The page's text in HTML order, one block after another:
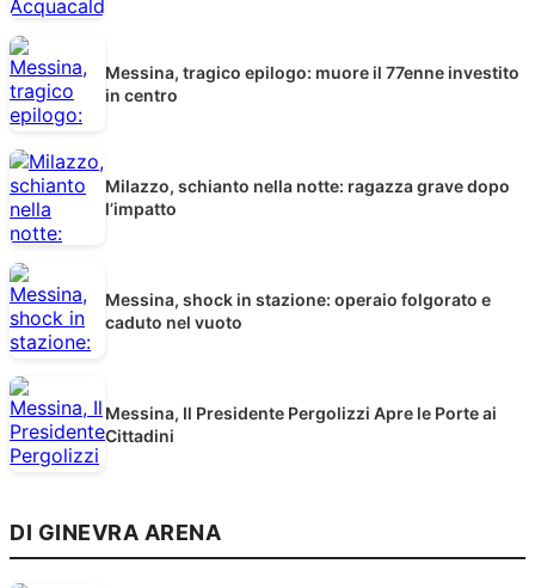
Messina, tragico epilogo: muore il 77enne investito
in centro
Milazzo, schianto nella notte: ragazza grave dopo
l’impatto
Messina, shock in stazione: operaio folgorato e
caduto nel vuoto
Messina, Il Presidente Pergolizzi Apre le Porte ai
Cittadini
DI GINEVRA ARENA